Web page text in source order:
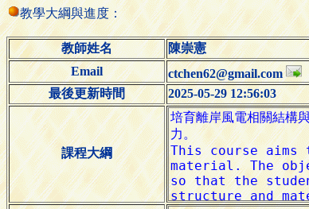
教學大綱與進度：
教師姓名
陳崇憲
Email
ctchen62@gmail.com
最後更新時間
2025-05-29 12:56:03
課程大綱